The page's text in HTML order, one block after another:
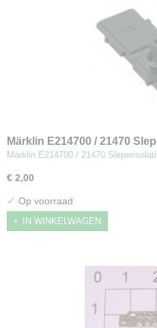
Märklin E214700 / 21470
Märklin E214700 / 21470
€ 2,00
✓ Op voorraad
IN WINKELWAGEN